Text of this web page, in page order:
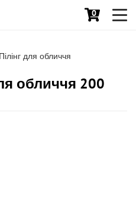
0
Пілінг для обличчя
обличчя 200